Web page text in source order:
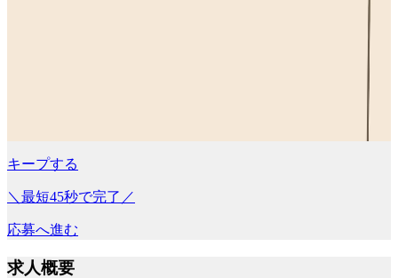
キープする
＼最短45秒で完了／
応募へ進む
求人概要